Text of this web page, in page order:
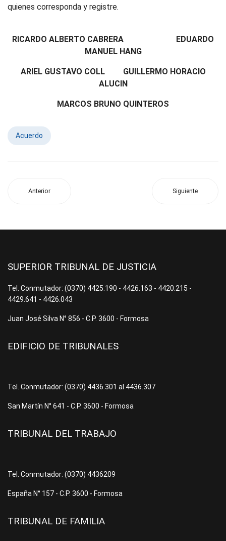
quienes corresponda y registre.
RICARDO ALBERTO CABRERA EDUARDO
MANUEL HANG
ARIEL GUSTAVO COLL GUILLERMO HORACIO
ALUCIN
MARCOS BRUNO QUINTEROS
Acuerdo
Anterior Siguiente
SUPERIOR TRIBUNAL DE JUSTICIA
Tel. Conmutador: (0370) 4425.190 - 4426.163 - 4420.215 -
4429.641 - 4426.043
Juan José Silva N° 856 - C.P. 3600 - Formosa
EDIFICIO DE TRIBUNALES
Tel. Conmutador: (0370) 4436.301 al 4436.307
San Martín N° 641 - C.P. 3600 - Formosa
TRIBUNAL DEL TRABAJO
Tel. Conmutador: (0370) 4436209
España N° 157 - C.P. 3600 - Formosa
TRIBUNAL DE FAMILIA